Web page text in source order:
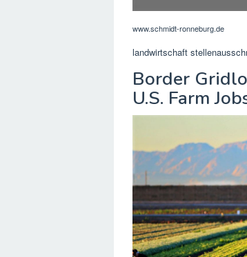
www.schmidt-ronneburg.de
landwirtschaft
Border
U.S. Farm